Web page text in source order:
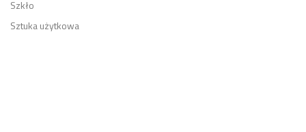
Szkło
Sztuka użytkowa